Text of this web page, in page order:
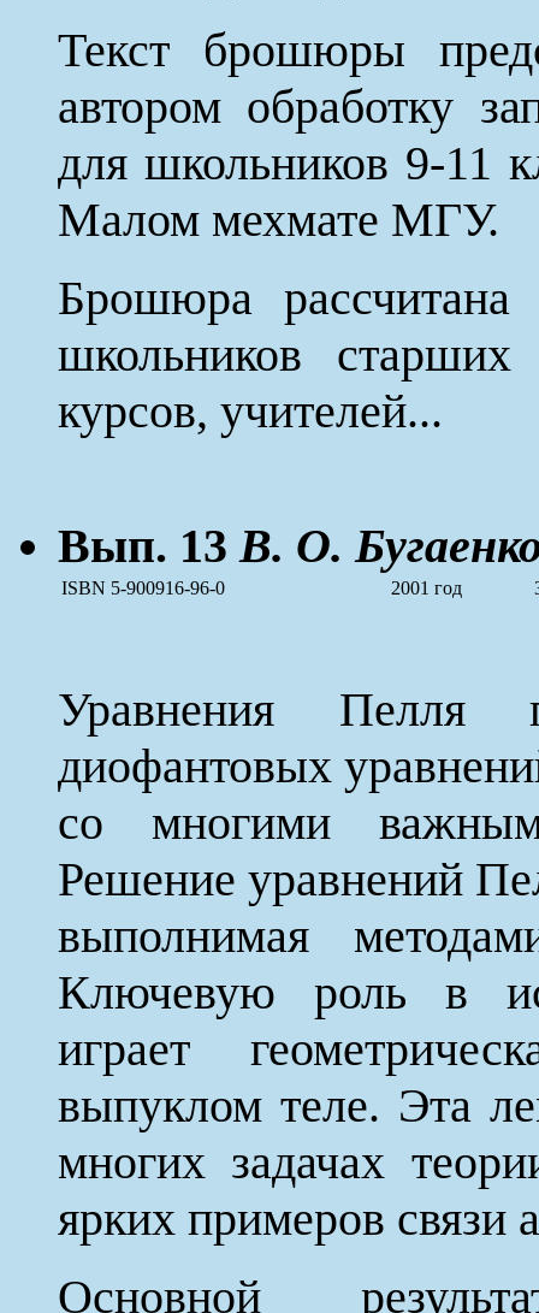
Текст брошюры
автором обработку
для школьников 9-11
Малом мехмате МГУ.
Брошюра
школьников старших
курсов, учителей...
Вып. 13 В. О.
ISBN 5-900916-96-0 2001 год
Уравнения Пелля
диофантовых
со многими
Решение уравнений
выполнимая
Ключевую роль в
играет
выпуклом теле. Эта
многих задачах
ярких примеров связи
Основной